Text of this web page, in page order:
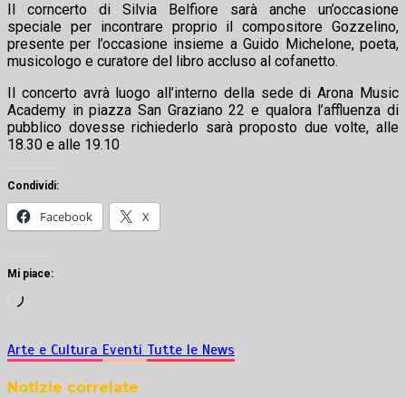
Il corncerto di Silvia Belfiore sarà anche un’occasione
speciale per incontrare proprio il compositore Gozzelino,
presente per l’occasione insieme a Guido Michelone, poeta,
musicologo e curatore del libro accluso al cofanetto.
Il concerto avrà luogo all’interno della sede di Arona Music
Academy in piazza San Graziano 22 e qualora l’affluenza di
pubblico dovesse richiederlo sarà proposto due volte, alle
18.30 e alle 19.10
Condividi:
Facebook X
Mi piace:
Caricamento
Arte e Cultura Eventi Tutte le News
Notizie correlate